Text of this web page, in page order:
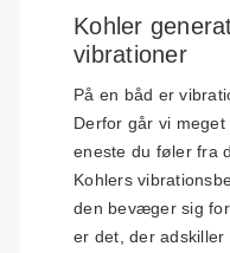
Kohler
vibrationer
På en båd er
Derfor går vi
eneste du føler fra
Kohlers
den bevæger sig
er det, der